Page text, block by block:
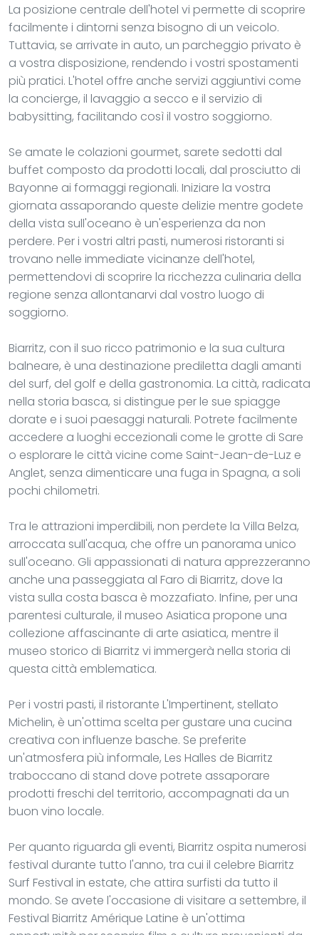
La posizione centrale dell'hotel vi permette di scoprire
facilmente i dintorni senza bisogno di un veicolo.
Tuttavia, se arrivate in auto, un parcheggio privato è
a vostra disposizione, rendendo i vostri spostamenti
più pratici. L'hotel offre anche servizi aggiuntivi come
la concierge, il lavaggio a secco e il servizio di
babysitting, facilitando così il vostro soggiorno.
Se amate le colazioni gourmet, sarete sedotti dal
buffet composto da prodotti locali, dal prosciutto di
Bayonne ai formaggi regionali. Iniziare la vostra
giornata assaporando queste delizie mentre godete
della vista sull'oceano è un'esperienza da non
perdere. Per i vostri altri pasti, numerosi ristoranti si
trovano nelle immediate vicinanze dell'hotel,
permettendovi di scoprire la ricchezza culinaria della
regione senza allontanarvi dal vostro luogo di
soggiorno.
Biarritz, con il suo ricco patrimonio e la sua cultura
balneare, è una destinazione prediletta dagli amanti
del surf, del golf e della gastronomia. La città, radicata
nella storia basca, si distingue per le sue spiagge
dorate e i suoi paesaggi naturali. Potrete facilmente
accedere a luoghi eccezionali come le grotte di Sare
o esplorare le città vicine come Saint-Jean-de-Luz e
Anglet, senza dimenticare una fuga in Spagna, a soli
pochi chilometri.
Tra le attrazioni imperdibili, non perdete la Villa Belza,
arroccata sull'acqua, che offre un panorama unico
sull'oceano. Gli appassionati di natura apprezzeranno
anche una passeggiata al Faro di Biarritz, dove la
vista sulla costa basca è mozzafiato. Infine, per una
parentesi culturale, il museo Asiatica propone una
collezione affascinante di arte asiatica, mentre il
museo storico di Biarritz vi immergerà nella storia di
questa città emblematica.
Per i vostri pasti, il ristorante L'Impertinent, stellato
Michelin, è un'ottima scelta per gustare una cucina
creativa con influenze basche. Se preferite
un'atmosfera più informale, Les Halles de Biarritz
traboccano di stand dove potrete assaporare
prodotti freschi del territorio, accompagnati da un
buon vino locale.
Per quanto riguarda gli eventi, Biarritz ospita numerosi
festival durante tutto l'anno, tra cui il celebre Biarritz
Surf Festival in estate, che attira surfisti da tutto il
mondo. Se avete l'occasione di visitare a settembre, il
Festival Biarritz Amérique Latine è un'ottima